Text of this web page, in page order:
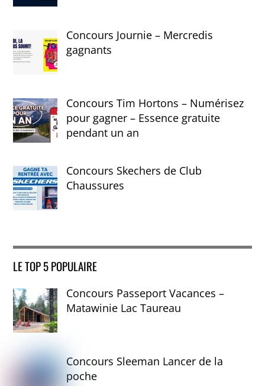
Concours Journie – Mercredis
gagnants
Concours Tim Hortons – Numérisez
pour gagner – Essence gratuite
pendant un an
Concours Skechers de Club
Chaussures
LE TOP 5 POPULAIRE
Concours Passeport Vacances –
Matawinie Lac Taureau
Concours Sleeman Lancer de la
poche